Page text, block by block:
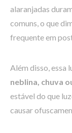
alaranjadas
comuns, o que
frequente em
Além disso, essa
neblina, chuva
estável do que
causar